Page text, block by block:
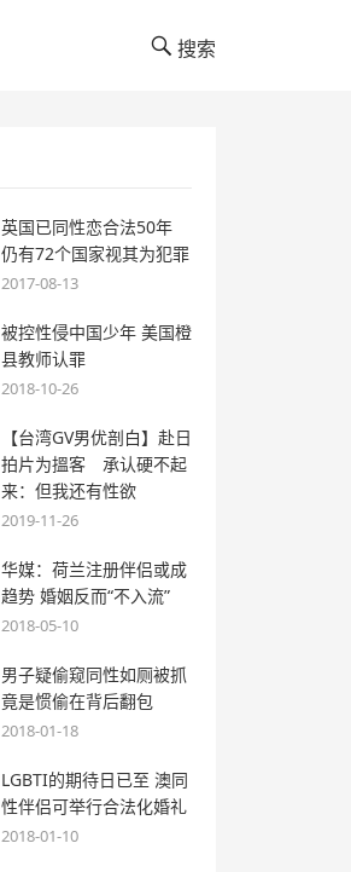
搜索
英国已同性恋合法50年
仍有72个国家视其为犯罪
2017-08-13
被控性侵中国少年 美国橙
县教师认罪
2018-10-26
【台湾GV男优剖白】赴日
拍片为搵客 承认硬不起
来：但我还有性欲
2019-11-26
华媒：荷兰注册伴侣或成
趋势 婚姻反而“不入流”
2018-05-10
男子疑偷窥同性如厕被抓
竟是惯偷在背后翻包
2018-01-18
LGBTI的期待日已至 澳同
性伴侣可举行合法化婚礼
2018-01-10